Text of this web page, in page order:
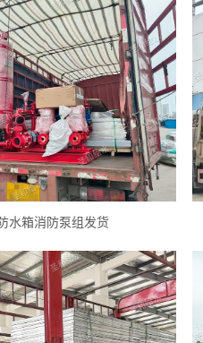
水箱消防泵组发货